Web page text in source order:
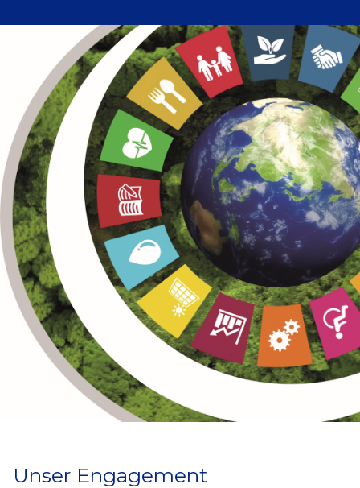
Unser Engagement